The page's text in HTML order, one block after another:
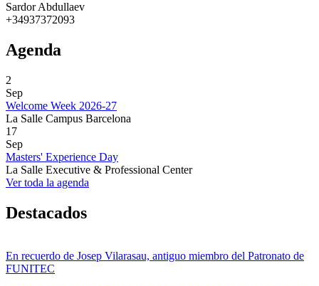
Sardor Abdullaev
+34937372093
Agenda
2
Sep
Welcome Week 2026-27
La Salle Campus Barcelona
17
Sep
Masters' Experience Day
La Salle Executive & Professional Center
Ver toda la agenda
Destacados
En recuerdo de Josep Vilarasau, antiguo miembro del Patronato de
FUNITEC